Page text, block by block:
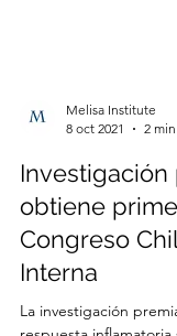
8 oct 2021
2
Investigación
obtiene
Congreso
Interna